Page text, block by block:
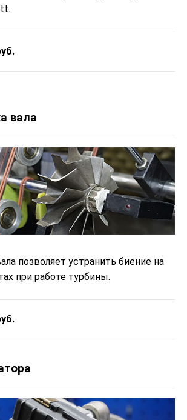
вала
позволяет устранить биение на
при работе турбины.